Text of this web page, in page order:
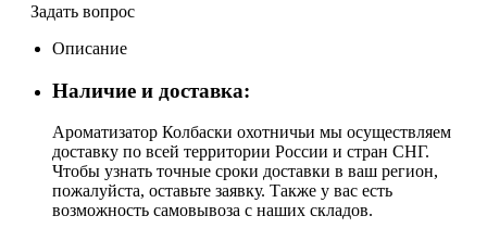
Задать вопрос
Описание
Наличие и доставка:
Ароматизатор Колбаски охотничьи мы осуществляем
доставку по всей территории России и стран СНГ.
Чтобы узнать точные сроки доставки в ваш регион,
пожалуйста, оставьте заявку. Также у вас есть
возможность самовывоза с наших складов.